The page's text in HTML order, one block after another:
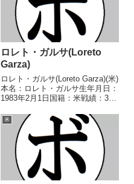
ロレト・ガルサ(Loreto
Garza)
ロレト・ガルサ(Loreto Garza)(米)
本名：ロレト・ガルサ生年月日：
1983年2月1日国籍：米戦績：34
トル】WBC米大陸スーパーライ
ト級王座USBA全米スーパーライ
ト級王座第19代WBA世界...
米